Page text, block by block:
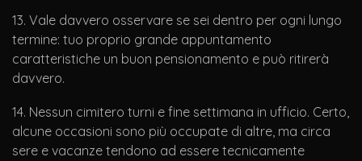
13. Vale davvero osservare se sei dentro per ogni lungo
termine: tuo proprio grande appuntamento
caratteristiche un buon pensionamento e può ritirerà
davvero.
14. Nessun cimitero turni e fine settimana in ufficio. Certo,
alcune occasioni sono più occupate di altre, ma circa
sere e vacanze tendono ad essere tecnicamente